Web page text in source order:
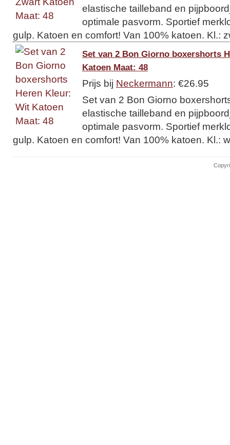
elastische tailleband en
optimale pasvorm. Sportief
gulp. Katoen en comfort! Van 100% katoen. Kl.:
Set van 2 Bon Giorno boxershorts
Katoen Maat: 48
Prijs bij Neckermann: €26.95
Set van 2 Bon Giorno
elastische tailleband en
optimale pasvorm. Sportief
gulp. Katoen en comfort! Van 100% katoen. Kl.: